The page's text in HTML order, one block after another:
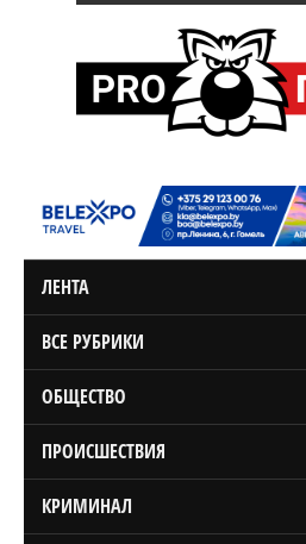
ЛЕНТА
ВСЕ РУБРИКИ
ОБЩЕСТВО
ПРОИСШЕСТВИЯ
КРИМИНАЛ